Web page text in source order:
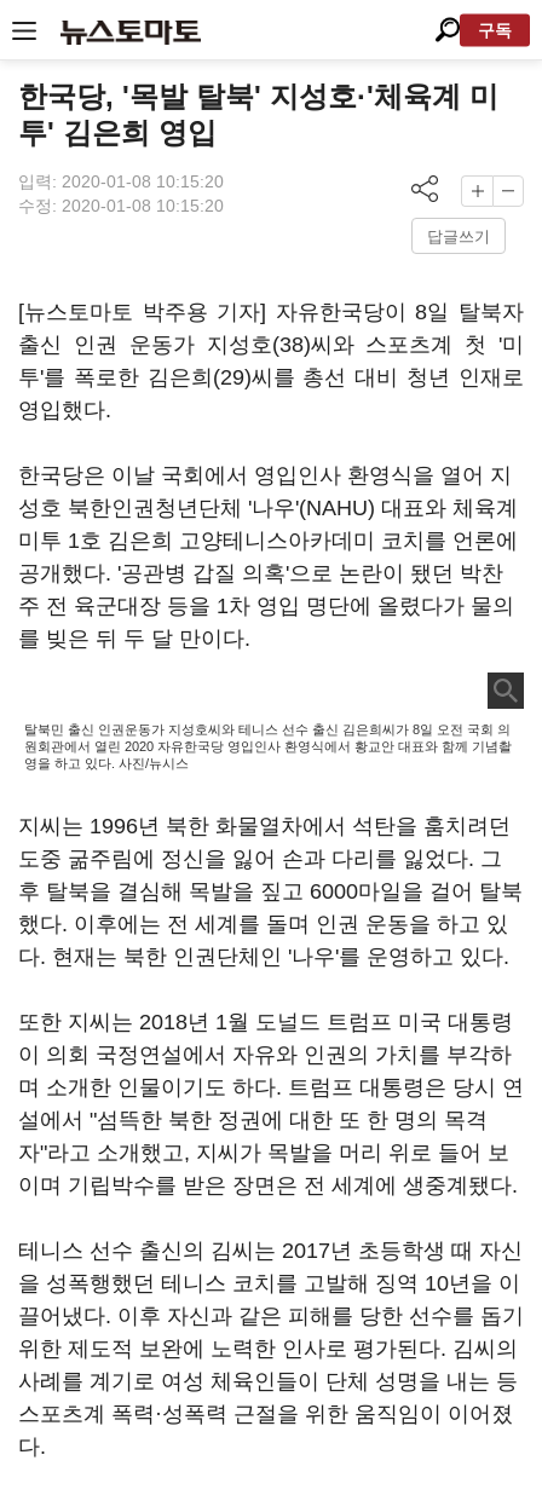
구독
한국당, '목발 탈북' 지성호·'체육계 미
투' 김은희 영입
입력: 2020-01-08 10:15:20
수정: 2020-01-08 10:15:20
답글쓰기
[뉴스토마토 박주용 기자] 자유한국당이 8일 탈북자
출신 인권 운동가 지성호(38)씨와 스포츠계 첫 '미
투'를 폭로한 김은희(29)씨를 총선 대비 청년 인재로
영입했다.
한국당은 이날 국회에서 영입인사 환영식을 열어 지
성호 북한인권청년단체 '나우'(NAHU) 대표와 체육계
미투 1호 김은희 고양테니스아카데미 코치를 언론에
공개했다. '공관병 갑질 의혹'으로 논란이 됐던 박찬
주 전 육군대장 등을 1차 영입 명단에 올렸다가 물의
를 빚은 뒤 두 달 만이다.
탈북민 출신 인권운동가 지성호씨와 테니스 선수 출신 김은희씨가 8일 오전 국회 의
원회관에서 열린 2020 자유한국당 영입인사 환영식에서 황교안 대표와 함께 기념촬
영을 하고 있다. 사진/뉴시스
지씨는 1996년 북한 화물열차에서 석탄을 훔치려던
도중 굶주림에 정신을 잃어 손과 다리를 잃었다. 그
후 탈북을 결심해 목발을 짚고 6000마일을 걸어 탈북
했다. 이후에는 전 세계를 돌며 인권 운동을 하고 있
다. 현재는 북한 인권단체인 '나우'를 운영하고 있다.
또한 지씨는 2018년 1월 도널드 트럼프 미국 대통령
이 의회 국정연설에서 자유와 인권의 가치를 부각하
며 소개한 인물이기도 하다. 트럼프 대통령은 당시 연
설에서 "섬뜩한 북한 정권에 대한 또 한 명의 목격
자"라고 소개했고, 지씨가 목발을 머리 위로 들어 보
이며 기립박수를 받은 장면은 전 세계에 생중계됐다.
테니스 선수 출신의 김씨는 2017년 초등학생 때 자신
을 성폭행했던 테니스 코치를 고발해 징역 10년을 이
끌어냈다. 이후 자신과 같은 피해를 당한 선수를 돕기
위한 제도적 보완에 노력한 인사로 평가된다. 김씨의
사례를 계기로 여성 체육인들이 단체 성명을 내는 등
스포츠계 폭력·성폭력 근절을 위한 움직임이 이어졌
다.